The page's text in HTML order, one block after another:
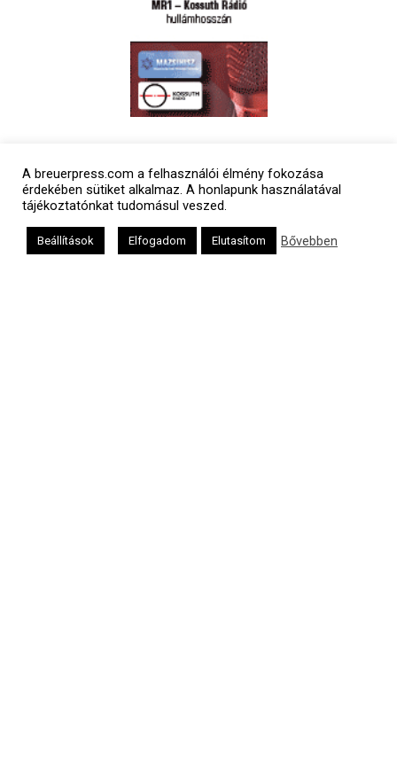
A breuerpress.com a felhasználói élmény fokozása
érdekében sütiket alkalmaz. A honlapunk használatával
tájékoztatónkat tudomásul veszed.
Beállítások Elfogadom Elutasítom Bővebben